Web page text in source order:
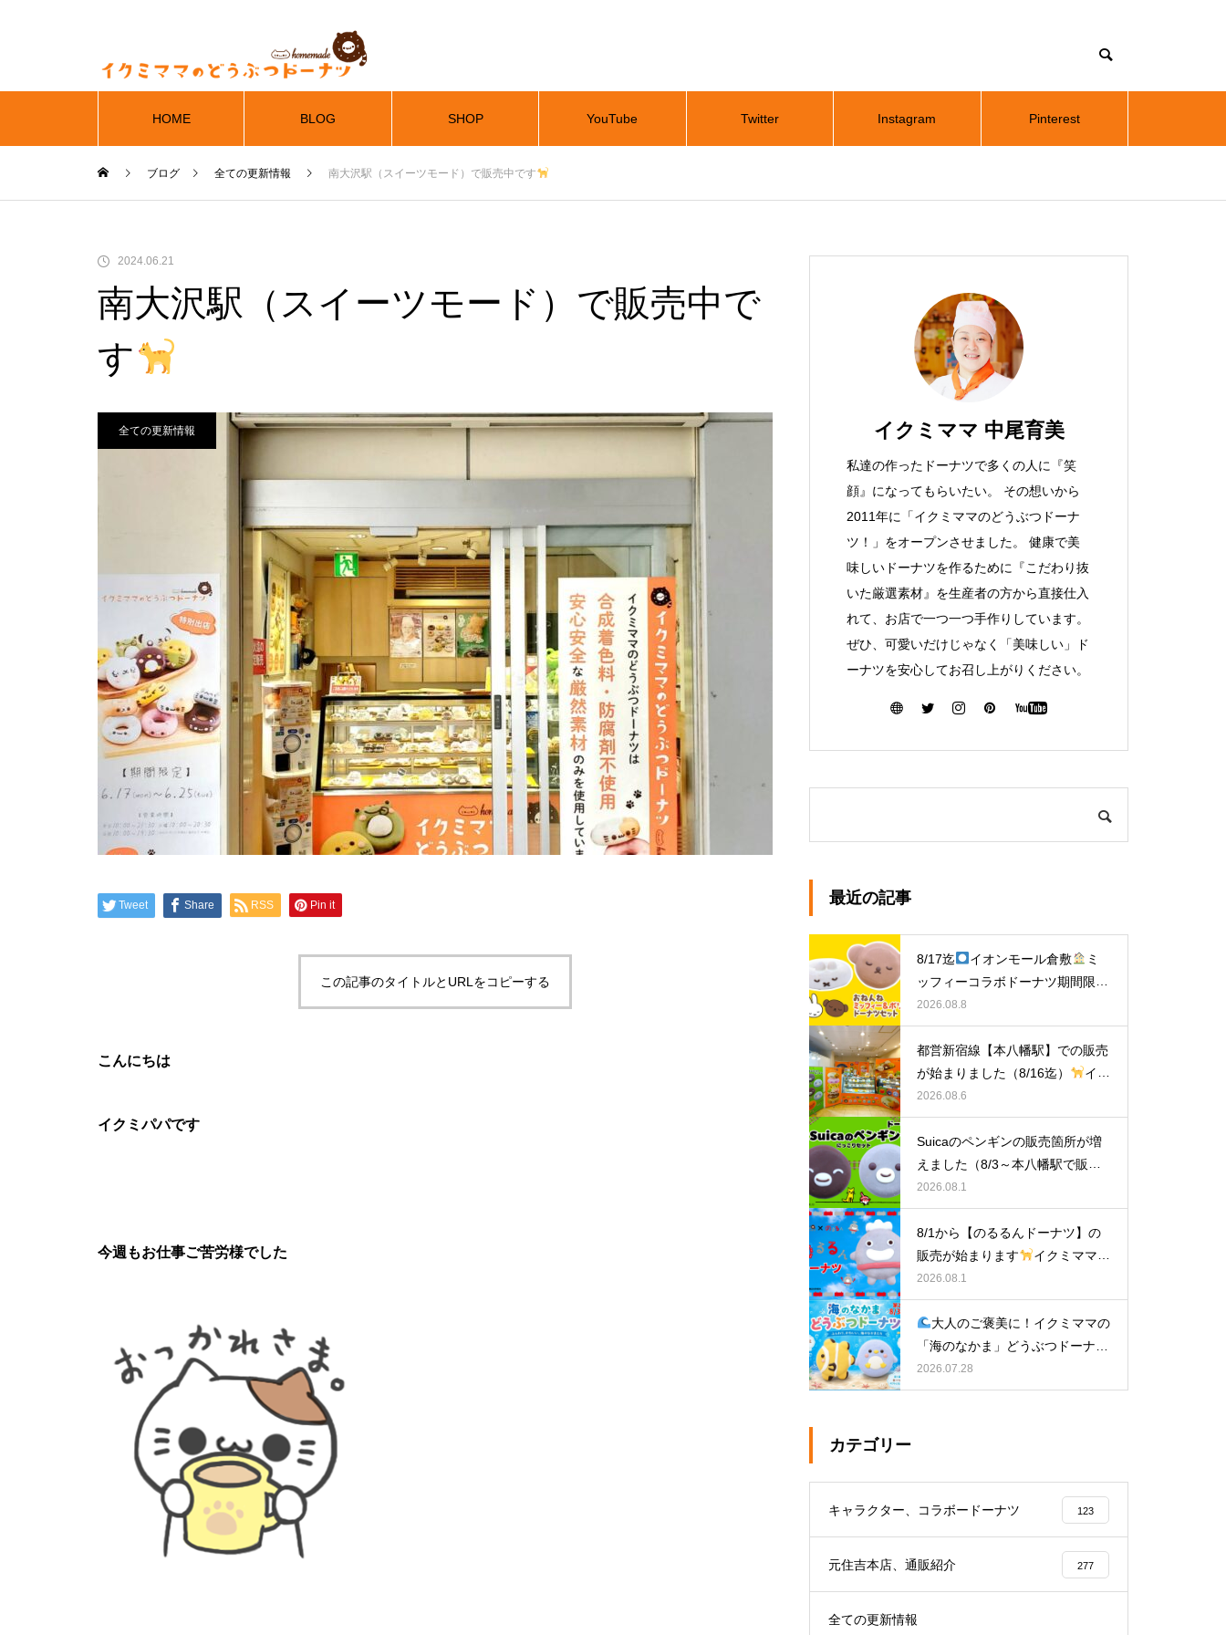
HOME BLOG SHOP YouTube Twitter Instagram Pinterest
ブログ 全ての更新情報 南大沢駅（スイーツモード）で販売中です
2024.06.21
南大沢駅（スイーツモード）で販売中で
す
全ての更新情報
Tweet Share RSS Pin it
この記事のタイトルとURLをコピーする
こんにちは
イクミパパです
今週もお仕事ご苦労様でした
イクミママ 中尾育美
私達の作ったドーナツで多くの人に『笑
顔』になってもらいたい。 その想いから
2011年に「イクミママのどうぶつドーナ
ツ！」をオープンさせました。 健康で美
味しいドーナツを作るために『こだわり抜
いた厳選素材』を生産者の方から直接仕入
れて、お店で一つ一つ手作りしています。
ぜひ、可愛いだけじゃなく「美味しい」ド
ーナツを安心してお召し上がりください。
最近の記事
8/17迄 イオンモール倉敷
ミ
ッフィーコラボドーナツ期間限定
販売中！
2026.08.8
都営新宿線【本八幡駅】での販売
が始まりました（8/16迄）
イク
ミママのどうぶつドーナツ
2026.08.6
Suicaのペンギンの販売箇所が増
えました（8/3～本八幡駅で販
売）
イクミママのどうぶつドー
ナツ
2026.08.1
8/1から【のるるんドーナツ】の
販売が始まります
イクミママの
どうぶつドーナツ
2026.08.1
大人のご褒美に！イクミママの
「海のなかま」どうぶつドーナツ
が元住吉に登場
2026.07.28
カテゴリー
キャラクター、コラボードーナツ 123
元住吉本店、通販紹介 277
全ての更新情報